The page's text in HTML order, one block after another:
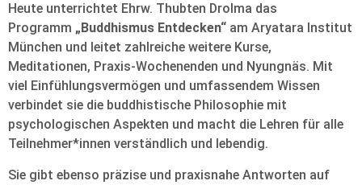
Heute unterrichtet Ehrw. Thubten Drolma das
Programm „Buddhismus Entdecken“ am Aryatara Institut
München und leitet zahlreiche weitere Kurse,
Meditationen, Praxis-Wochenenden und Nyungnäs. Mit
viel Einfühlungsvermögen und umfassendem Wissen
verbindet sie die buddhistische Philosophie mit
psychologischen Aspekten und macht die Lehren für alle
Teilnehmer*innen verständlich und lebendig.
Sie gibt ebenso präzise und praxisnahe Antworten auf